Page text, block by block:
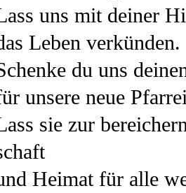
uns mit dei­ner
Leben verkünden.
du uns
unse­re neue
sie zur
Hei­mat für alle